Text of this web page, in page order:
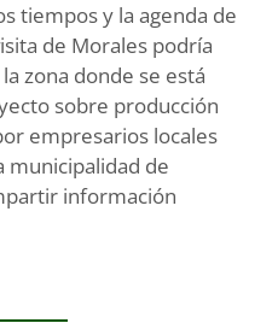
tiempos y la agenda de
de Morales podría
zona donde se está
sobre producción
empresarios locales
municipalidad de
información